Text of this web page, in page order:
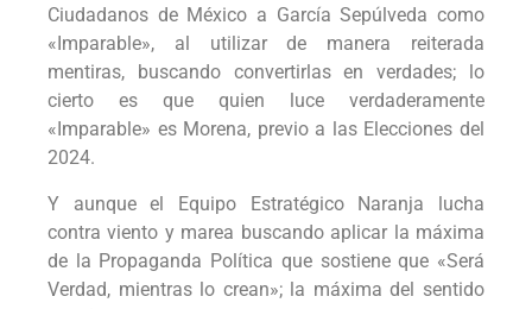
Ciudadanos de México a García Sepúlveda como
«Imparable», al utilizar de manera reiterada
mentiras, buscando convertirlas en verdades; lo
cierto es que quien luce verdaderamente
«Imparable» es Morena, previo a las Elecciones del
2024.
Y aunque el Equipo Estratégico Naranja lucha
contra viento y marea buscando aplicar la máxima
de la Propaganda Política que sostiene que «Será
Verdad, mientras lo crean»; la máxima del sentido